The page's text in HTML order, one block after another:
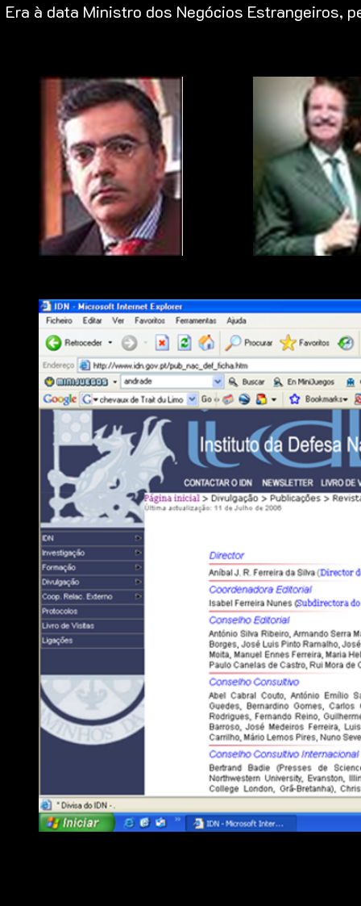
Era à data Ministro dos Negócios Estrangeiros,